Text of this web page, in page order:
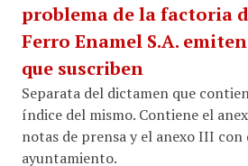
problema de la factoria
Ferro Enamel S.A.
que suscriben
Separata del dictamen que
índice del mismo. Contiene el
notas de prensa y el anexo III
ayuntamiento.